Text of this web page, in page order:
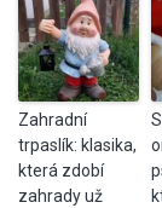
Zahradní
trpaslík: klasika,
která zdobí
zahrady už